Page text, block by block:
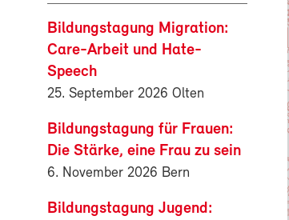
Bildungstagung Migration:
Care-Arbeit und Hate-
Speech
25. September 2026 Olten
Bildungstagung für Frauen:
Die Stärke, eine Frau zu sein
6. November 2026 Bern
Bildungstagung Jugend: